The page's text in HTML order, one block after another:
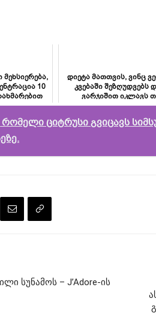
მეხსიერება,
10
დიეტა მათთვის, ვინც
კვებაში შეზღუდვებს
ვარჯიშით იკლავს
ციტრუსი გვიცავს
სუნამოს – J’Adore-ის